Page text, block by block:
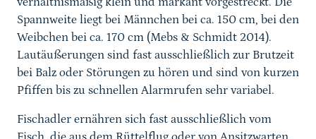
Spannweite liegt bei Männchen bei ca. 150 cm, bei den
Weibchen bei ca. 170 cm (Mebs & Schmidt 2014).
Lautäußerungen sind fast ausschließlich zur Brutzeit
bei Balz oder Störungen zu hören und sind von kurzen
Pfiffen bis zu schnellen Alarmrufen sehr variabel.
Fischadler ernähren sich fast ausschließlich vom